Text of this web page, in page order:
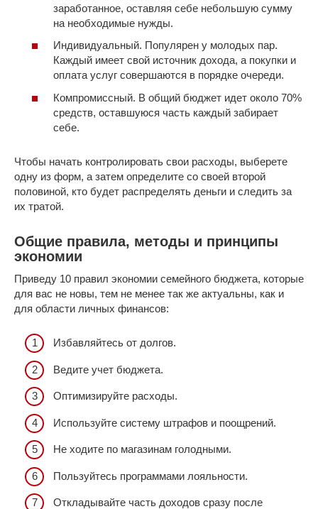
заработанное, оставляя себе небольшую сумму
на необходимые нужды.
Индивидуальный. Популярен у молодых пар.
Каждый имеет свой источник дохода, а покупки и
оплата услуг совершаются в порядке очереди.
Компромиссный. В общий бюджет идет около 70%
средств, оставшуюся часть каждый забирает
себе.
Чтобы начать контролировать свои расходы, выберете
одну из форм, а затем определите со своей второй
половиной, кто будет распределять деньги и следить за
их тратой.
Общие правила, методы и принципы
экономии
Приведу 10 правил экономии семейного бюджета, которые
для вас не новы, тем не менее так же актуальны, как и
для области личных финансов:
Избавляйтесь от долгов.
Ведите учет бюджета.
Оптимизируйте расходы.
Используйте систему штрафов и поощрений.
Не ходите по магазинам голодными.
Пользуйтесь программами лояльности.
Откладывайте часть доходов сразу после